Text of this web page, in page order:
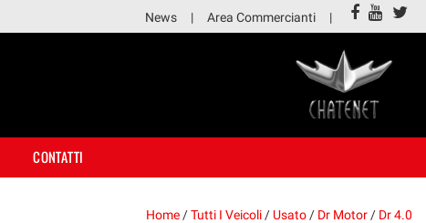
News Area Commercianti
CONTATTI
Home /Tutti I Veicoli / Usato / Dr Motor / Dr 4.0